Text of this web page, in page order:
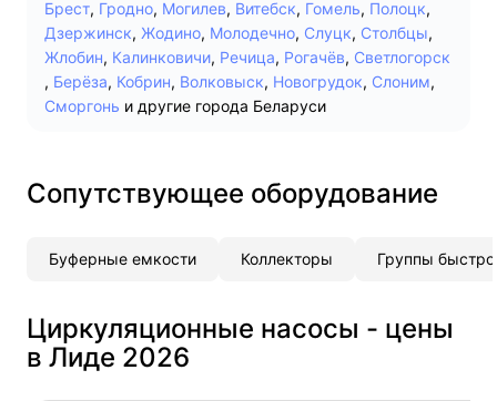
Брест, Гродно, Могилев, Витебск, Гомель, Полоцк,
Дзержинск, Жодино, Молодечно, Слуцк, Столбцы,
Жлобин, Калинковичи, Речица, Рогачёв, Светлогорск
, Берёза, Кобрин, Волковыск, Новогрудок, Слоним,
Сморгонь и другие города Беларуси
Сопутствующее оборудование
Буферные емкости Коллекторы Группы
Циркуляционные насосы - цены
в Лиде 2026